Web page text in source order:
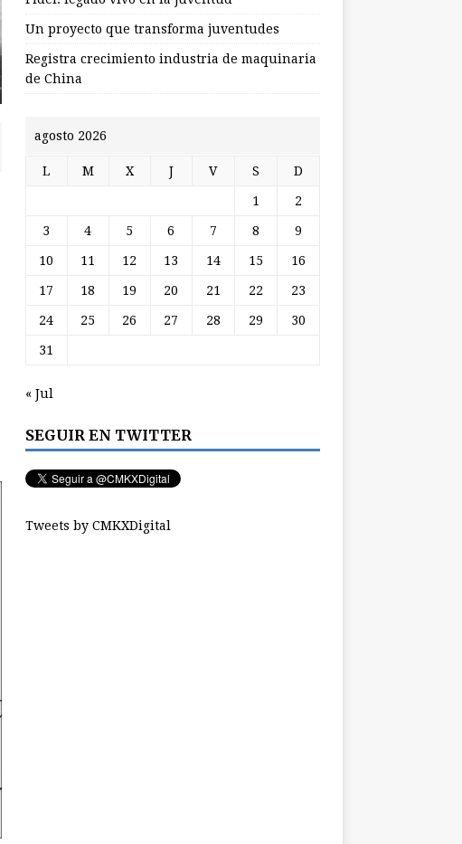
Un proyecto que transforma juventudes
Registra crecimiento industria de maquinaria
de China
agosto 2026
L M X J V S D
1 2
3 4 5 6 7 8 9
10 11 12 13 14 15 16
17 18 19 20 21 22 23
24 25 26 27 28 29 30
31
« Jul
SEGUIR EN TWITTER
Tweets by CMKXDigital